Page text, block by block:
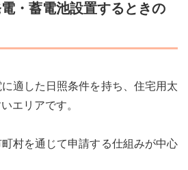
・蓄電池設置するときの
適した日照条件を持ち、住宅用太
エリアです。
村を通じて申請する仕組みが中心